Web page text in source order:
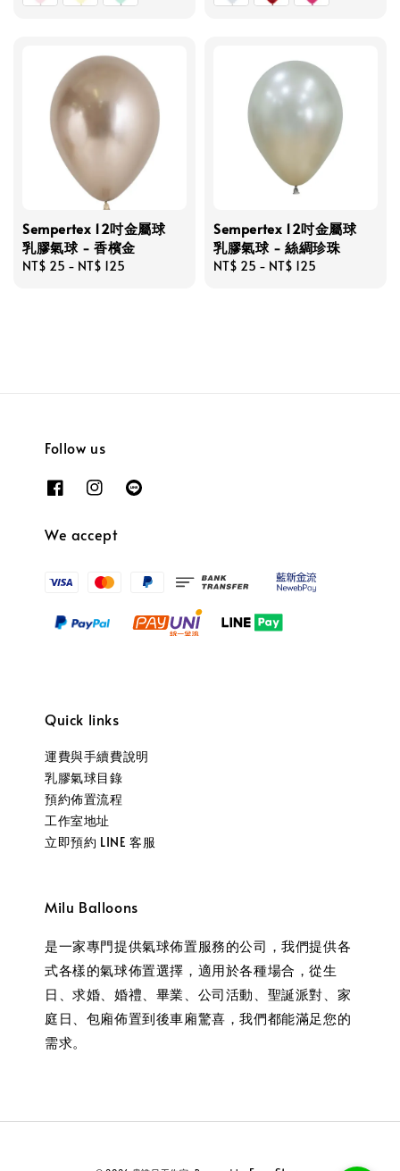
Sempertex 12吋金屬球
乳膠氣球 - 香檳金
Regular
NT$ 25 - NT$ 125
Sempertex 12吋金屬球
乳膠氣球 - 絲綢珍珠
Regular
NT$ 25 - NT$ 125
Follow us
We accept
Quick links
運費與手續費說明
乳膠氣球目錄
預約佈置流程
工作室地址
立即預約 LINE 客服
Milu Balloons
是一家專門提供氣球佈置服務的公司，我們提供各
式各樣的氣球佈置選擇，適用於各種場合，從生
日、求婚、婚禮、畢業、公司活動、聖誕派對、家
庭日、包廂佈置到後車廂驚喜，我們都能滿足您的
需求。